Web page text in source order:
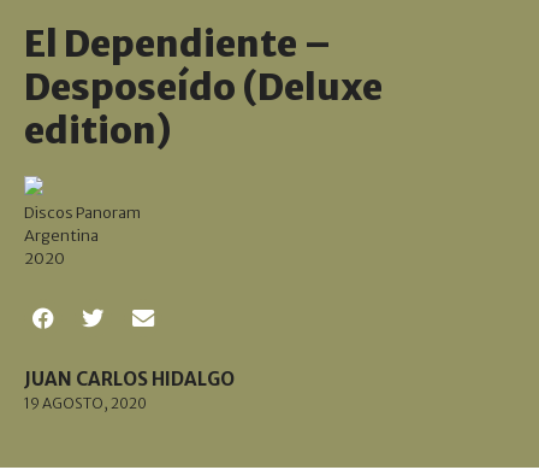
El Dependiente –
Desposeído (Deluxe
edition)
Discos Panoram
Argentina
2020
JUAN CARLOS HIDALGO
19 AGOSTO, 2020